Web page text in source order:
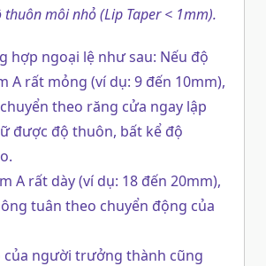
môi nhỏ (Lip Taper < 1mm).
hợp ngoại lệ như sau: Nếu độ
A rất mỏng (ví dụ: 9 đến 10mm),
theo răng cửa ngay lập
được độ thuôn, bất kể độ
A rất dày (ví dụ: 18 đến 20mm),
tuân theo chuyển động của
của người trưởng thành cũng